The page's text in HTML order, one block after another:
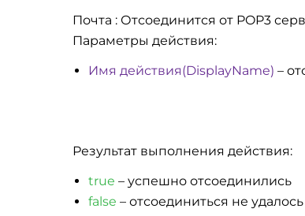
Почта : Отсоединится от POP3
Параметры действия:
Имя действия(DisplayName) –
Результат выполнения действия:
true – успешно отсоединились
false – отсоединиться не удалось